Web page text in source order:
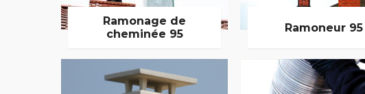
Ramonage de
cheminée 95
Ramoneur 95